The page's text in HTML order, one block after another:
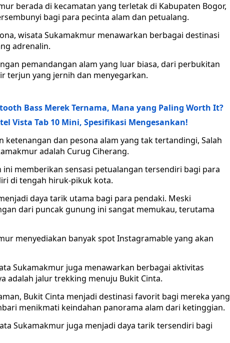
berada di kecamatan yang terletak di Kabupaten Bogor,
bagi para pecinta alam dan petualang.
wisata Sukamakmur menawarkan berbagai destinasi
adrenalin.
pemandangan alam yang luar biasa, dari perbukitan
terjun yang jernih dan menyegarkan.
Bass Merek Ternama, Mana yang Paling Worth It?
Vista Tab 10 Mini, Spesifikasi Mengesankan!
dan pesona alam yang tak tertandingi, Salah
adalah Curug Ciherang.
memberikan sensasi petualangan tersendiri bagi para
di tengah hiruk-pikuk kota.
daya tarik utama bagi para pendaki. Meski
dari puncak gunung ini sangat memukau, terutama
menyediakan banyak spot Instagramable yang akan
Sukamakmur juga menawarkan berbagai aktivitas
adalah jalur trekking menuju Bukit Cinta.
Bukit Cinta menjadi destinasi favorit bagi mereka yang
menikmati keindahan panorama alam dari ketinggian.
Sukamakmur juga menjadi daya tarik tersendiri bagi